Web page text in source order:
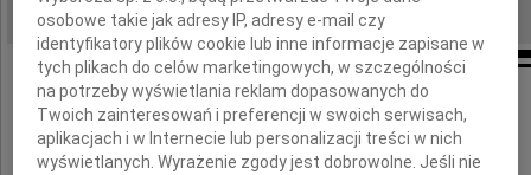
Wyrazy głębokiego współczucia dla
osobowe takie jak adresy IP, adresy e-mail czy
identyfikatory plików cookie lub inne informacje zapisane w
tych plikach do celów marketingowych, w szczególności
na potrzeby wyświetlania reklam dopasowanych do
Twoich zainteresowań i preferencji w swoich serwisach,
aplikacjach i w Internecie lub personalizacji treści w nich
wyświetlanych. Wyrażenie zgody jest dobrowolne. Jeśli nie